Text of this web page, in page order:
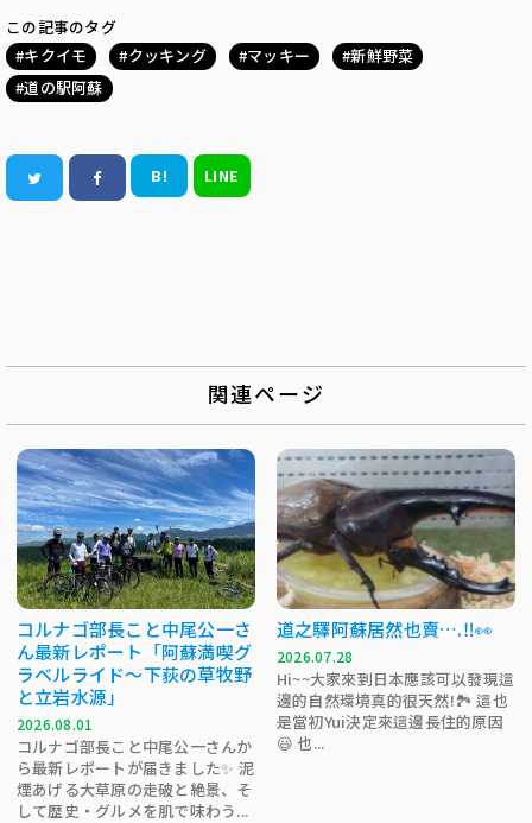
この記事のタグ
キクイモ
クッキング マッキー
新鮮野菜
道の駅阿蘇
B! LINE
関連ページ
コルナゴ部長こと中尾公一さ
ん最新レポート「阿蘇満喫グ
ラベルライド～下荻の草牧野
と立岩水源」
2026.08.01
コルナゴ部長こと中尾公一さんか
ら最新レポートが届きました✨ 泥
煙あげる大草原の走破と絶景、そ
して歴史・グルメを肌で味わう...
道之驛阿蘇居然也賣….‼️👀
2026.07.28
Hi~~大家來到日本應該可以發現這
邊的自然環境真的很天然!🏞 這也
是當初Yui決定來這邊長住的原因
😃 也...